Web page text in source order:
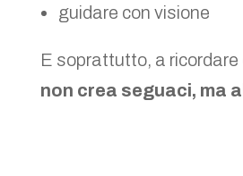
guidare con visione
E soprattutto, a ricordare
non crea seguaci, ma